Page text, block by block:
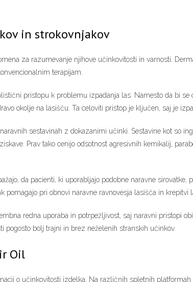
in strokovnjakov
za razumevanje njihove učinkovitosti in varnosti.
terapijam.
pristopu k problemu izpadanja las. Namesto da bi
okolje na lasišču. Ta celoviti pristop je ključen, saj je
sestavinah z dokazanimi učinki. Sestavine kot so
Prav tako cenijo odsotnost agresivnih kemikalij,
da pacienti, ki uporabljajo podobne naravne
pri obnovi naravne ravnovesja lasišča in krepitvi
redna uporaba in potrpežljivost, saj naravni pristopi
bolj trajni in brez neželenih stranskih učinkov.
Oil
o učinkovitosti izdelka. Na različnih spletnih